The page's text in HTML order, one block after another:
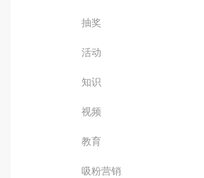
抽奖
活动
知识
视频
教育
吸粉营销